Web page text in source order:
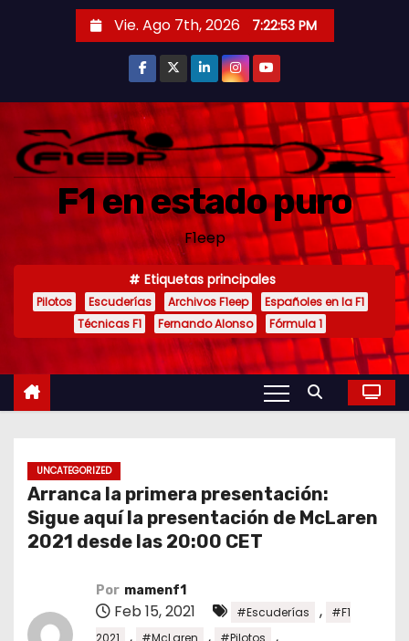
i
Vie. Ago 7th, 2026 7:22:54 PM
F1 en estado puro
F1eep
Etiquetas principales
Pilotos Escuderías Archivos F1eep
Españoles en la F1
Técnicas F1
Fernando Alonso Fórmula 1
UNCATEGORIZED
Arranca la primera presentación:
Sigue aquí la presentación de McLaren
2021 desde las 20:00 CET
Por mamenf1
Feb 15, 2021 #Escuderías ,
#F1
2021
, #McLaren , #Pilotos ,